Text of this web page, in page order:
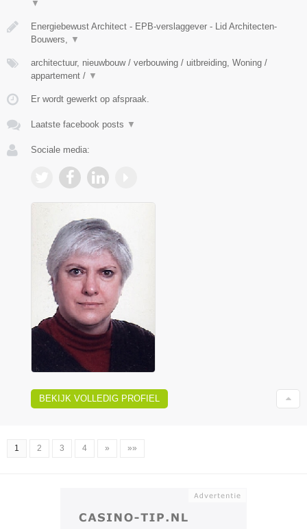
▼
Energiebewust Architect - EPB-verslaggever - Lid Architecten-
Bouwers,
▼
architectuur, nieuwbouw / verbouwing / uitbreiding, Woning /
appartement / ▼
Er wordt gewerkt op afspraak.
Laatste facebook posts ▼
Sociale media:
BEKIJK VOLLEDIG PROFIEL
1 2 3 4 » »»